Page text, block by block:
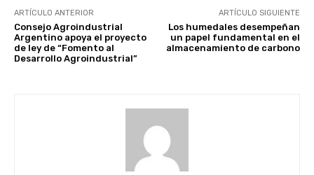
ARTÍCULO ANTERIOR
Consejo Agroindustrial
Argentino apoya el proyecto
de ley de “Fomento al
Desarrollo Agroindustrial”
ARTÍCULO SIGUIENTE
Los humedales desempeñan
un papel fundamental en el
almacenamiento de carbono